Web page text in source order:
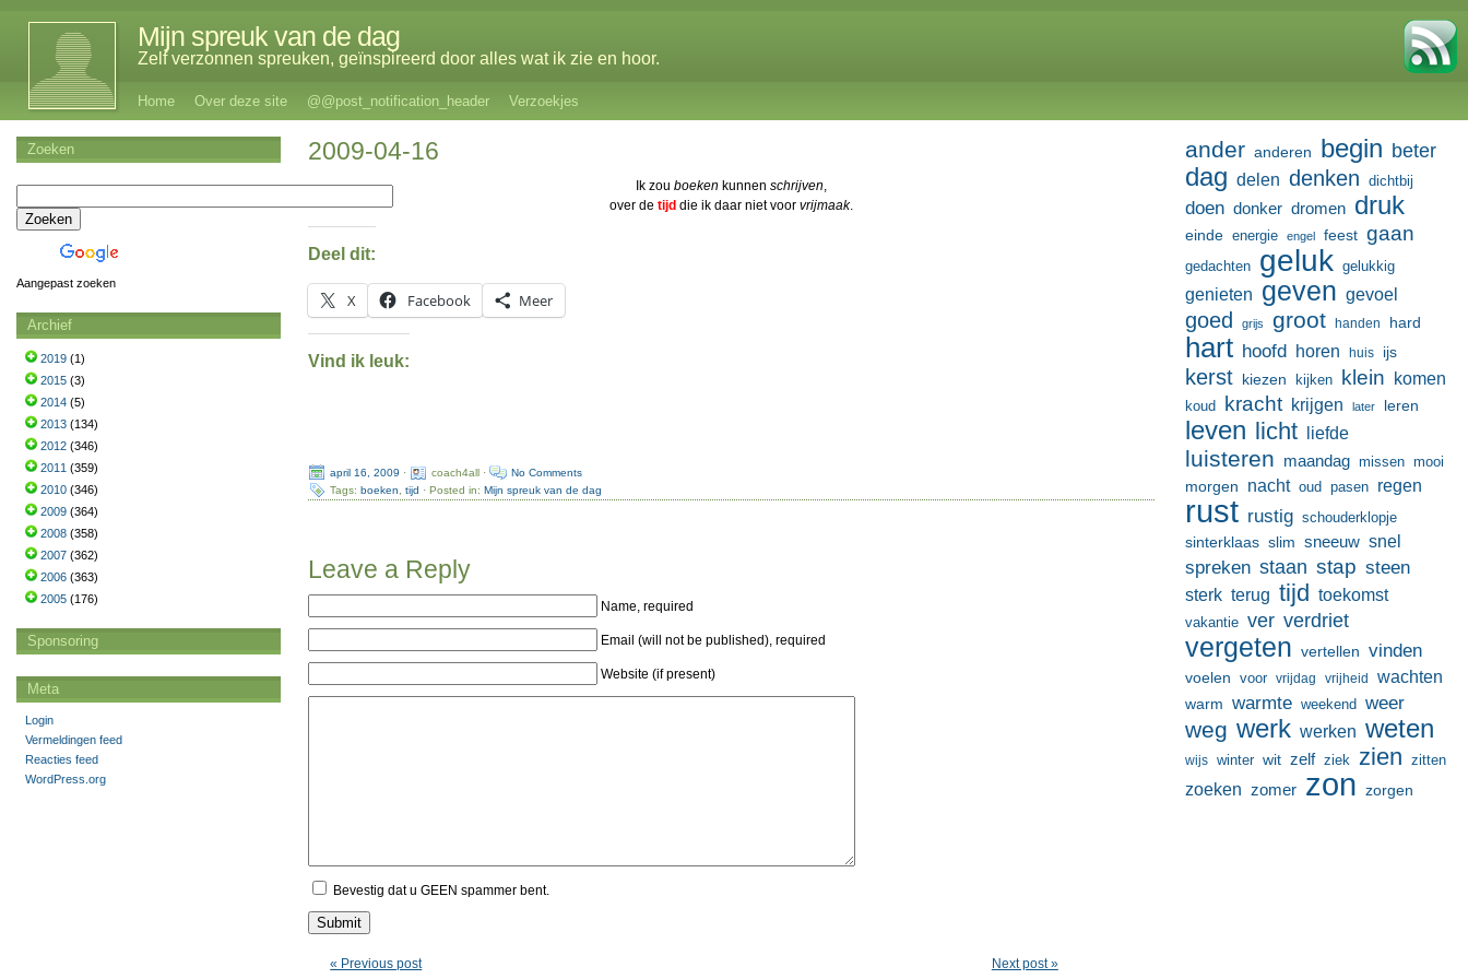
Mijn spreuk van de dag
Zelf verzonnen spreuken, geïnspireerd door alles wat ik zie en hoor.
Home Over deze site @@post_notification_header Verzoekjes
2009-04-16
Ik zouboeken kunnenschrijven,
over detijd die ik daar niet voorvrijmaak.
Deel dit:
X Facebook Meer
Vind ik leuk:
april 16, 2009 · coach4all ·
No Comments
Tags:boeken ,tijd · Posted in:Mijn spreuk van de dag
Leave a Reply
Name, required
Email (will not be published), required
Website (if present)
Bevestig dat u GEEN spammer bent.
« Previous post Next post »
ander anderen begin beter
dag delen denken dichtbij
doen donker dromen druk
einde energie engel feest gaan
gedachten geluk gelukkig
genieten geven gevoel
goed grijs groot handen hard
hart hoofd horen huis ijs
kerst kiezen kijken klein komen
koud kracht krijgen later leren
leven licht liefde
luisteren maandag missen mooi
morgen nacht oud pasen regen
rust rustig schouderklopje
sinterklaas slim sneeuw snel
spreken staan stap steen
sterk terug tijd toekomst
vakantie ver verdriet
vergeten vertellen vinden
voelen voor vrijdag vrijheid wachten
warm warmte weekend weer
weg werk werken weten
wijs winter wit zelf ziek zien zitten
zoeken zomer zon zorgen
Zoeken
Aangepast zoeken
Archief
2019 (1)
2015 (3)
2014 (5)
2013 (134)
2012 (346)
2011 (359)
2010 (346)
2009 (364)
2008 (358)
2007 (362)
2006 (363)
2005 (176)
Sponsoring
Meta
Login
Vermeldingen feed
Reacties feed
WordPress.org